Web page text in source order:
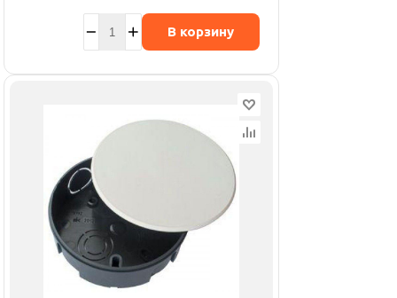
В корзину